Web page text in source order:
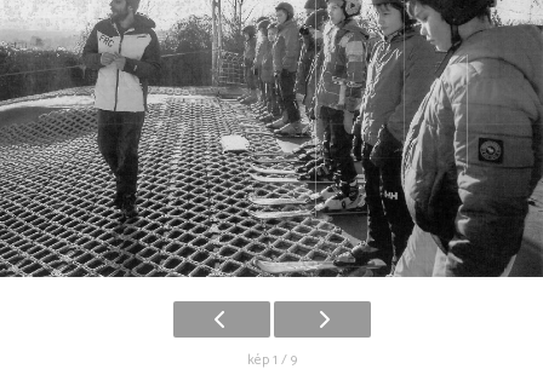
kép 1 / 9